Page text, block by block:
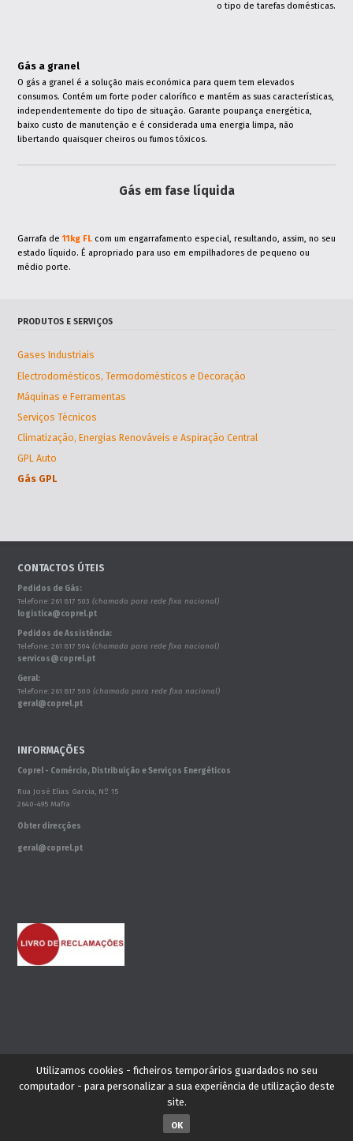
o tipo de tarefas domésticas.
Gás a granel
O gás a granel é a solução mais económica para quem tem elevados
consumos. Contém um forte poder calorífico e mantém as suas características,
independentemente do tipo de situação. Garante poupança energética,
baixo custo de manutenção e é considerada uma energia limpa, não
libertando quaisquer cheiros ou fumos tóxicos.
Gás em fase líquida
Garrafa de11kg FL com um engarrafamento especial, resultando, assim, no seu
estado líquido. É apropriado para uso em empilhadores de pequeno ou
médio porte.
PRODUTOS E SERVIÇOS
Gases Industriais
Electrodomésticos, Termodomésticos e Decoração
Máquinas e Ferramentas
Serviços Técnicos
Climatização, Energias Renováveis e Aspiração Central
GPL Auto
Gás GPL
CONTACTOS ÚTEIS
Pedidos de Gás:
Telefone: 261 817 503 (chamada para rede fixa nacional)
logistica@coprel.pt
Pedidos de Assistência:
Telefone: 261 817 504 (chamada para rede fixa nacional)
servicos@coprel.pt
Geral:
Telefone: 261 817 500 (chamada para rede fixa nacional)
geral@coprel.pt
INFORMAÇÕES
Coprel - Comércio, Distribuição e Serviços Energéticos
Rua José Elias Garcia, Nº 15
2640-495 Mafra
Obter direcções
geral@coprel.pt
Utilizamos cookies - ficheiros temporários guardados no seu
computador - para personalizar a sua experiência de utilização deste
site.
OK